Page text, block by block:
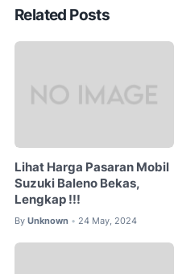
Related Posts
Lihat Harga Pasaran Mobil
Suzuki Baleno Bekas,
Lengkap !!!
By Unknown • 24 May, 2024